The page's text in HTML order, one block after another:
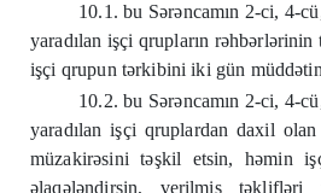
10.1. bu Sərəncamın 2-ci, 4-
yaradılan işçi qrupların
işçi qrupun tərkibini iki gün
10.2. bu Sərəncamın 2-ci, 4-
yaradılan işçi qruplardan daxil olan
müzakirəsini təşkil etsin, həmin
əlaqələndirsin, verilmiş təklifləri